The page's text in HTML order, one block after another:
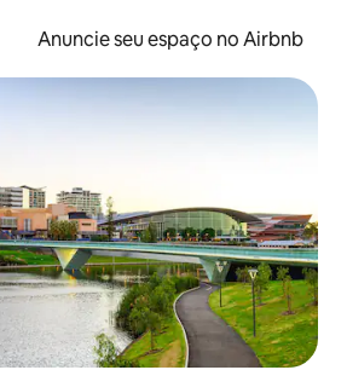
Anuncie seu espaço no Airbnb